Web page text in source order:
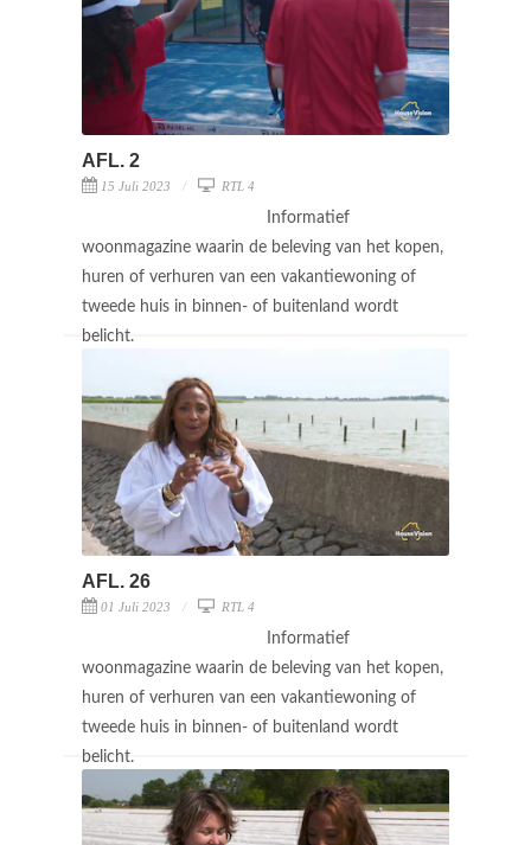
AFL. 2
15 Juli 2023 RTL 4
Informatief
woonmagazine waarin de beleving van het kopen,
huren of verhuren van een vakantiewoning of
tweede huis in binnen- of buitenland wordt
belicht.
AFL. 26
01 Juli 2023 RTL 4
Informatief
woonmagazine waarin de beleving van het kopen,
huren of verhuren van een vakantiewoning of
tweede huis in binnen- of buitenland wordt
belicht.